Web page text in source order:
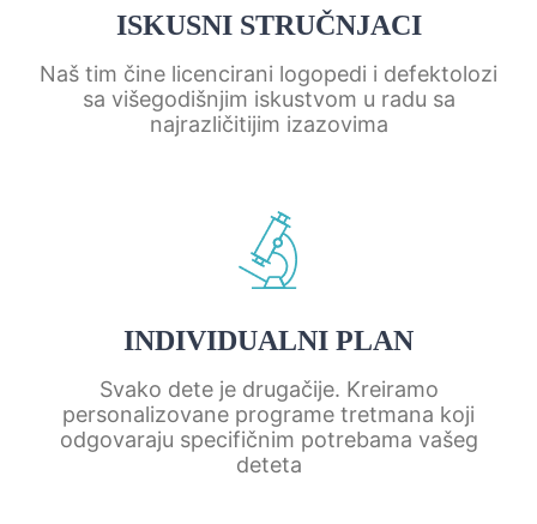
ISKUSNI STRUČNJACI
Naš tim čine licencirani logopedi i defektolozi
sa višegodišnjim iskustvom u radu sa
najrazličitijim izazovima
INDIVIDUALNI PLAN
Svako dete je drugačije. Kreiramo
personalizovane programe tretmana koji
odgovaraju specifičnim potrebama vašeg
deteta